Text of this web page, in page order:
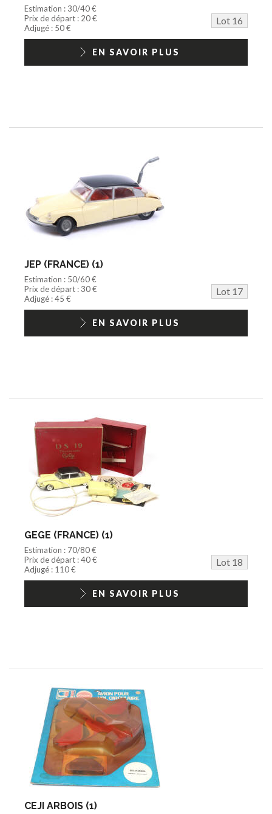
Estimation : 30/40 €
Prix de départ : 20 €
Lot 16
Adjugé : 50 €
EN SAVOIR PLUS
JEP (FRANCE) (1)
Estimation : 50/60 €
Prix de départ : 30 €
Lot 17
Adjugé : 45 €
EN SAVOIR PLUS
GEGE (FRANCE) (1)
Estimation : 70/80 €
Prix de départ : 40 €
Lot 18
Adjugé : 110 €
EN SAVOIR PLUS
CEJI ARBOIS (1)